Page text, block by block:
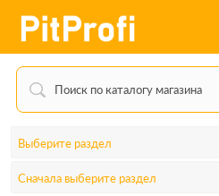
Выберите раздел
Сначала выберите раздел